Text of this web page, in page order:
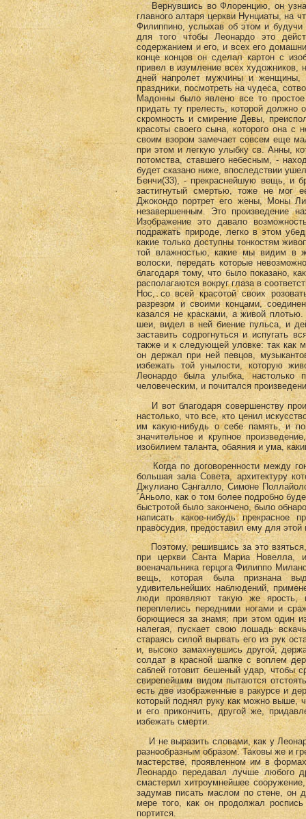
Вернувшись во Флоренцию, он узнал,
главного алтаря церкви Нунциаты, на
Филиппино, услыхав об этом и будучи
для того чтобы Леонардо это
содержанием и его, и всех его
конце концов он сделал картон с
привел в изумление всех художников,
дней напролет мужчины и женщины,
праздники, посмотреть на чудеса,
Мадонны было явлено все то
придать ту прелесть, которой должно
скромность и смирение Девы,
красоты своего сына, которого она
своим взором замечает совсем еще
при этом и легкую улыбку св. Анны,
потомства, ставшего небесным, -
будет сказано ниже, впоследствии
Бенчи(33), - прекраснейшую вещь, и
застигнутый смертью, тоже не мог
Джокондо портрет его жены, Моны
незавершенным. Это произведение
Изображение это давало
подражать природе, легко в этом
какие только доступны тонкостям
той влажностью, какие мы видим в
волоски, передать которые
благодаря тому, что было показано,
располагаются вокруг глаза в
Нос, со всей красотой своих
разрезом и своими концами,
казался не красками, а живой
шеи, видел в ней биение пульса, и
заставить содрогнуться и испугать
также и к следующей уловке: так как
он держал при ней певцов,
избежать той унылости, которую
Леонардо была улыбка, настолько
человеческим, и почитался
И вот благодаря совершенству
настолько, что все, кто ценил
им какую-нибудь о себе память, и
значительное и крупное
изобилием таланта, обаяния и ума,
Когда по договоренности между
большая зала Совета, архитектуру
Джулиано Сангалло, Симоне
´Аньоло, как о том более подробно
быстротой было закончено, было
написать какое-нибудь прекрасное
правосудия, предоставил ему для этой
Поэтому, решившись за это
при церкви Санта Мариа Новелла,
военачальника герцога Филиппо
вещь, которая была признана
удивительнейших наблюдений,
люди проявляют такую же ярость,
переплелись передними ногами и
борющиеся за знамя; при этом один
налегая, пускает свою лошадь
стараясь силой вырвать его из рук
и, высоко замахнувшись другой,
солдат в красной шапке с воплем
саблей готовит бешеный удар, чтобы
свирепейшим видом пытаются
есть две изображенные в ракурсе и
который поднял руку как можно выше,
и его прикончить, другой же,
избежать смерти.
И не выразить словами, как у
разнообразным образом. Таковы же и
мастерстве, проявленном им в
Леонардо передавал лучше любого
смастерил хитроумнейшее
задумав писать маслом по стене, он
мере того, как он продолжал
портится.